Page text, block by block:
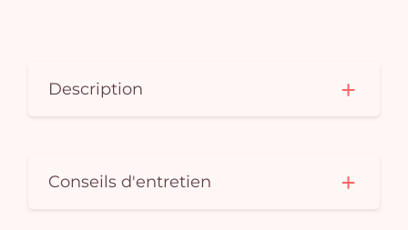
Description
Conseils d'entretien